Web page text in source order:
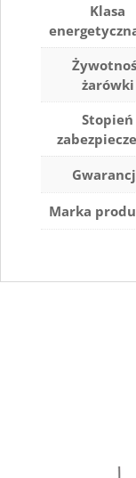
Klasa
żarówki
Stopień
Marka